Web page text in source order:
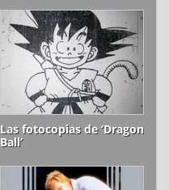
Las fotocopias de ‘Dragon
Ball’